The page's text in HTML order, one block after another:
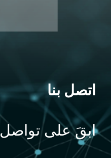
اتصل بنا
ابقَ على تواصل